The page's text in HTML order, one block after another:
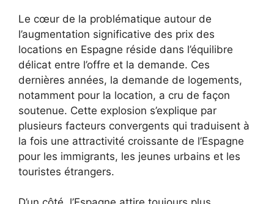
Le cœur de la problématique autour de
l’augmentation significative des prix des
locations en Espagne réside dans l’équilibre
délicat entre l’offre et la demande. Ces
dernières années, la demande de logements,
notamment pour la location, a cru de façon
soutenue. Cette explosion s’explique par
plusieurs facteurs convergents qui traduisent à
la fois une attractivité croissante de l’Espagne
pour les immigrants, les jeunes urbains et les
touristes étrangers.